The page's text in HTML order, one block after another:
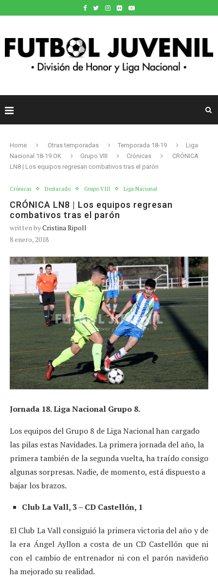
Home Otras temporadas Temporada 18-19
Liga
Nacional 18-19 OK
Grupo VIII Crónicas
CRÓNICA
LN8 | Los equipos regresan combativos tras el parón
Crónicas Destacado Grupo VIII Liga Nacional
CRÓNICA LN8 | Los equipos regresan
combativos tras el parón
written byCristina Ripoll
8 enero, 2018
Jornada 18. Liga Nacional Grupo 8.
Los equipos del Grupo 8 de Liga Nacional han cargado
las pilas estas Navidades. La primera jornada del año, la
primera también de la segunda vuelta, ha traído consigo
algunas sorpresas. Nadie, de momento, está dispuesto a
bajar los brazos.
Club La Vall, 3 – CD Castellón, 1
El Club La Vall consiguió la primera victoria del año y de
la era Ángel Ayllon a costa de un CD Castellón que ni
con el cambio de entrenador ni con el parón navideño
ha mejorado su realidad.